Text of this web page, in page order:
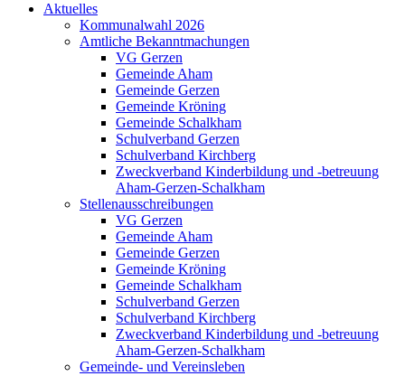
Aktuelles
Kommunalwahl 2026
Amtliche Bekanntmachungen
VG Gerzen
Gemeinde Aham
Gemeinde Gerzen
Gemeinde Kröning
Gemeinde Schalkham
Schulverband Gerzen
Schulverband Kirchberg
Zweckverband Kinderbildung und -betreuung
Aham-Gerzen-Schalkham
Stellenausschreibungen
VG Gerzen
Gemeinde Aham
Gemeinde Gerzen
Gemeinde Kröning
Gemeinde Schalkham
Schulverband Gerzen
Schulverband Kirchberg
Zweckverband Kinderbildung und -betreuung
Aham-Gerzen-Schalkham
Gemeinde- und Vereinsleben